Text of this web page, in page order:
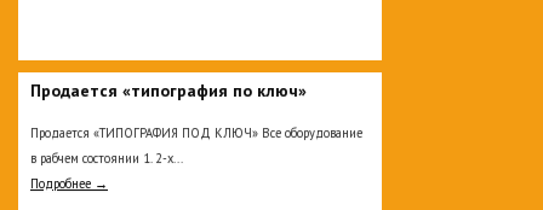
Продается «типография по ключ»
Продается «ТИПОГРАФИЯ ПОД КЛЮЧ» Все оборудование
в рабчем состоянии 1. 2-х...
Подробнее →